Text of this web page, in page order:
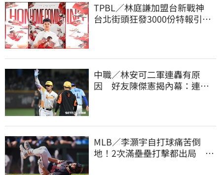
TPBL／林庭謙加盟台新戰神
台北街頭狂發3000份特報引爆
中職／林安可二軍連轟有原
因 好友陳傑憲揭內幕：連天
MLB／李灝宇自打球痛苦倒
地！2次滿壘壘打擊都出局 近